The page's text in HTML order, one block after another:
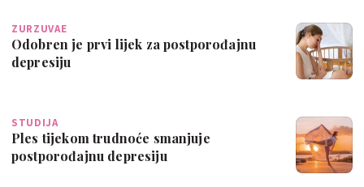
ZURZUVAE
Odobren je prvi lijek za postporođajnu
depresiju
STUDIJA
Ples tijekom trudnoće smanjuje
postporođajnu depresiju